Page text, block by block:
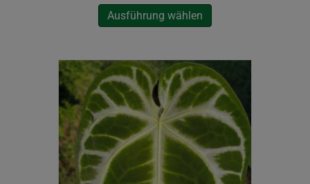
Ausführung wählen
Varianten
auf.
Die
Optionen
können
der
Produktseite